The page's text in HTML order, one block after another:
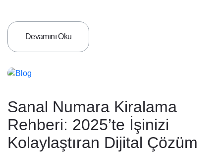
Devamını Oku
Sanal Numara Kiralama
Rehberi: 2025’te İşinizi
Kolaylaştıran Dijital Çözüm